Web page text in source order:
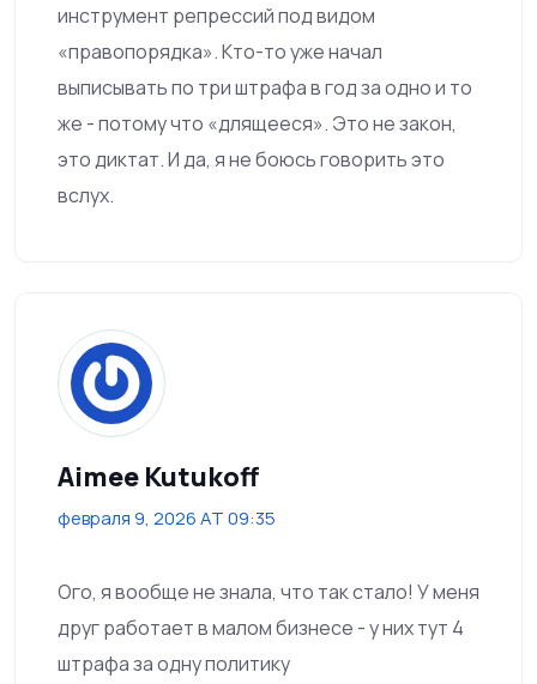
инструмент репрессий под видом
«правопорядка». Кто-то уже начал
выписывать по три штрафа в год за одно и то
же - потому что «длящееся». Это не закон,
это диктат. И да, я не боюсь говорить это
вслух.
Aimee Kutukoff
февраля 9, 2026 AT 09:35
Ого, я вообще не знала, что так стало! У меня
друг работает в малом бизнесе - у них тут 4
штрафа за одну политику